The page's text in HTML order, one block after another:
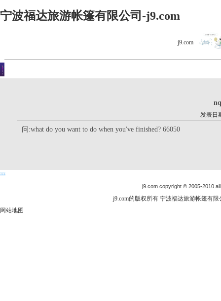
宁波福达旅游帐篷有限公司-j9.com
j9.com
发表日
问:what do you want to do when you've finished? 66050
j9.com copyright © 2005-2010
j9.com的版权所有 宁波福达旅游帐篷有
网站地图